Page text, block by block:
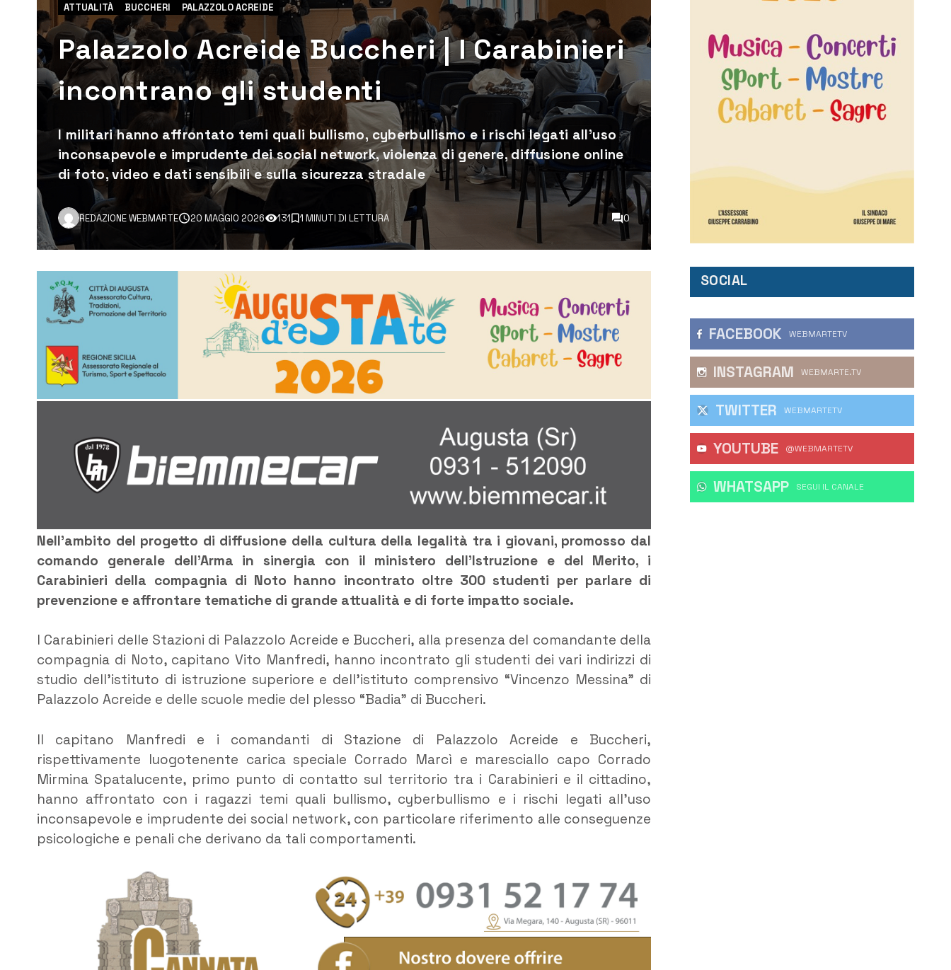
ATTUALITÀ BUCCHERI PALAZZOLO ACREIDE
Palazzolo Acreide Buccheri | I Carabinieri
incontrano gli studenti
I militari hanno affrontato temi quali bullismo, cyberbullismo e i rischi legati all’uso
inconsapevole e imprudente dei social network, violenza di genere, diffusione online
di foto, video e dati sensibili e sulla sicurezza stradale
REDAZIONE WEBMARTE 20 MAGGIO 2026 131 1 MINUTI DI LETTURA 0
Nell’ambito del progetto di diffusione della cultura della legalità tra i giovani, promosso dal
comando generale dell’Arma in sinergia con il ministero dell’Istruzione e del Merito, i
Carabinieri della compagnia di Noto hanno incontrato oltre 300 studenti per parlare di
prevenzione e affrontare tematiche di grande attualità e di forte impatto sociale.
I Carabinieri delle Stazioni di Palazzolo Acreide e Buccheri, alla presenza del comandante della
compagnia di Noto, capitano Vito Manfredi, hanno incontrato gli studenti dei vari indirizzi di
studio dell’istituto di istruzione superiore e dell’istituto comprensivo “Vincenzo Messina” di
Palazzolo Acreide e delle scuole medie del plesso “Badia” di Buccheri.
Il capitano Manfredi e i comandanti di Stazione di Palazzolo Acreide e Buccheri,
rispettivamente luogotenente carica speciale Corrado Marcì e maresciallo capo Corrado
Mirmina Spatalucente, primo punto di contatto sul territorio tra i Carabinieri e il cittadino,
hanno affrontato con i ragazzi temi quali bullismo, cyberbullismo e i rischi legati all’uso
inconsapevole e imprudente dei social network, con particolare riferimento alle conseguenze
psicologiche e penali che derivano da tali comportamenti.
SOCIAL
FACEBOOK WEBMARTETV
INSTAGRAM WEBMARTE.TV
TWITTER WEBMARTETV
YOUTUBE @WEBMARTETV
WHATSAPP ‎SEGUI IL CANALE